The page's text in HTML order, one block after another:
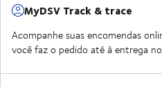
MyDSV Track & trace
Acompanhe suas encomendas
você faz o pedido até à entrega